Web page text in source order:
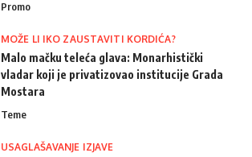
Promo
MOŽE LI IKO ZAUSTAVITI KORDIĆA?
Malo mačku teleća glava: Monarhistički
vladar koji je privatizovao institucije Grada
Mostara
Teme
USAGLAŠAVANJE IZJAVE